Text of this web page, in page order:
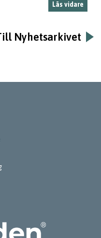
Läs vidare
Nyhetsarkivet